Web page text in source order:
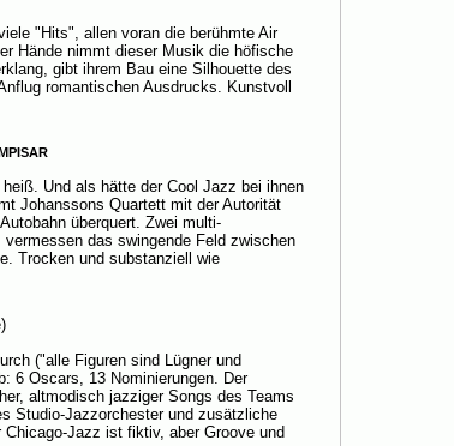
"Hits", allen voran die berühmte Air
Hände nimmt dieser Musik die höfische
gibt ihrem Bau eine Silhouette des
romantischen Ausdrucks. Kunstvoll
Und als hätte der Cool Jazz bei ihnen
Johanssons Quartett mit der Autorität
überquert. Zwei multi-
das swingende Feld zwischen
Trocken und substanziell wie
("alle Figuren sind Lügner und
6 Oscars, 13 Nominierungen. Der
altmodisch jazziger Songs des Teams
Studio-Jazzorchester und zusätzliche
Jazz ist fiktiv, aber Groove und